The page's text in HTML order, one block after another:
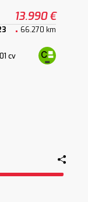
13.990 €
66.270 km
cv